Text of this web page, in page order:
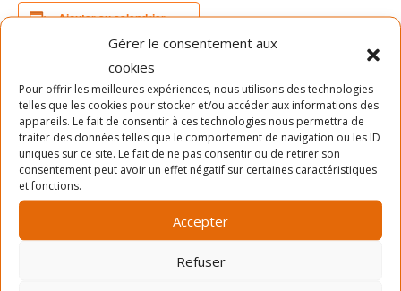
Gérer le consentement aux
cookies
Pour offrir les meilleures expériences, nous utilisons des technologies
telles que les cookies pour stocker et/ou accéder aux informations des
appareils. Le fait de consentir à ces technologies nous permettra de
traiter des données telles que le comportement de navigation ou les ID
uniques sur ce site. Le fait de ne pas consentir ou de retirer son
consentement peut avoir un effet négatif sur certaines caractéristiques
et fonctions.
Accepter
Refuser
Ajouter au calendrier
DÉTAILS
Date :
11 juillet 2022
Heure :
17h00 - 19h00